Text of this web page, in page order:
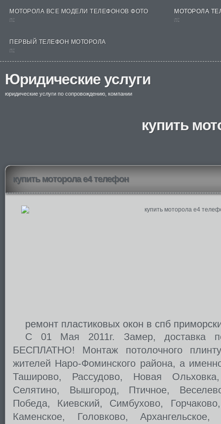
МОТОРОЛА ВСЕ МОДЕЛИ ТЕЛЕФОНОВ ФОТО
nt
МОТОРОЛА
nt
ПЕРВЫЙ ТЕЛЕФОН МОТОРОЛА
nt
Юридические услуги
юридические услуги по сопровождению, компании
купить
купить моторола е4 телефон
ремонт пластиковых окон в спб
С 01 Мая 2011г. Замер, доставка
БЕСПЛАТНО! Монтаж потолочного
жителей Наро-Фоминского района, а
Таширово, Рассудово, Новая
Селятино, Вышгород, Птичное,
Победа, Киевский, Симбухово,
Каменское, Головково,